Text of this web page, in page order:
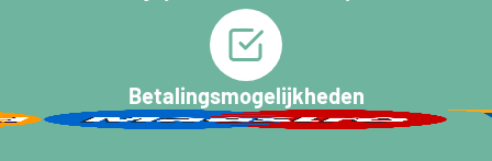
Betalingsmogelijkheden